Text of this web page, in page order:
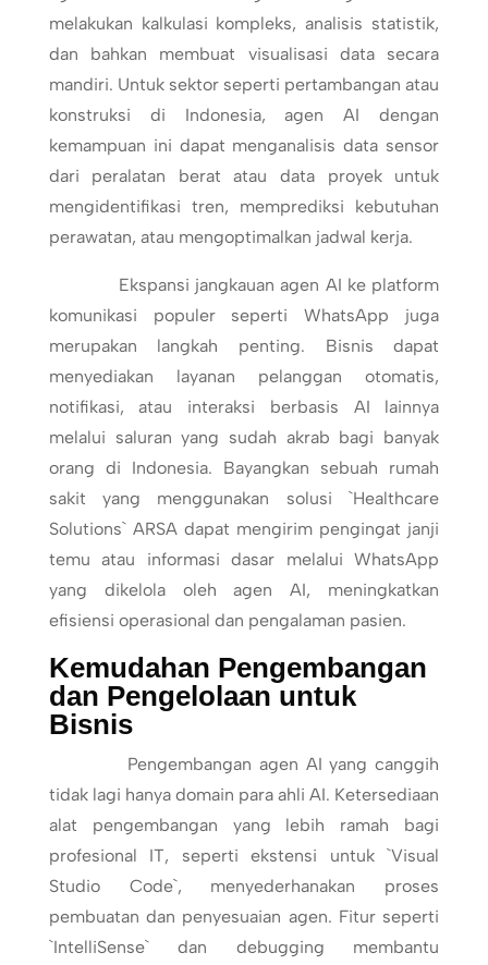
melakukan kalkulasi kompleks, analisis statistik,
dan bahkan membuat visualisasi data secara
mandiri. Untuk sektor seperti pertambangan atau
konstruksi di Indonesia, agen AI dengan
kemampuan ini dapat menganalisis data sensor
dari peralatan berat atau data proyek untuk
mengidentifikasi tren, memprediksi kebutuhan
perawatan, atau mengoptimalkan jadwal kerja.
Ekspansi jangkauan agen AI ke platform
komunikasi populer seperti WhatsApp juga
merupakan langkah penting. Bisnis dapat
menyediakan layanan pelanggan otomatis,
notifikasi, atau interaksi berbasis AI lainnya
melalui saluran yang sudah akrab bagi banyak
orang di Indonesia. Bayangkan sebuah rumah
sakit yang menggunakan solusi `Healthcare
Solutions` ARSA dapat mengirim pengingat janji
temu atau informasi dasar melalui WhatsApp
yang dikelola oleh agen AI, meningkatkan
efisiensi operasional dan pengalaman pasien.
Kemudahan Pengembangan
dan Pengelolaan untuk
Bisnis
Pengembangan agen AI yang canggih
tidak lagi hanya domain para ahli AI. Ketersediaan
alat pengembangan yang lebih ramah bagi
profesional IT, seperti ekstensi untuk `Visual
Studio Code`, menyederhanakan proses
pembuatan dan penyesuaian agen. Fitur seperti
`IntelliSense` dan debugging membantu